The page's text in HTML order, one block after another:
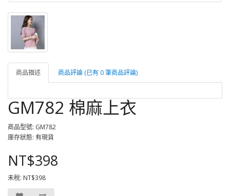
商品描述 商品評論 (已有 0 筆商品評論)
GM782 棉麻上衣
商品型號: GM782
庫存狀態: 有現貨
NT$398
未稅: NT$398